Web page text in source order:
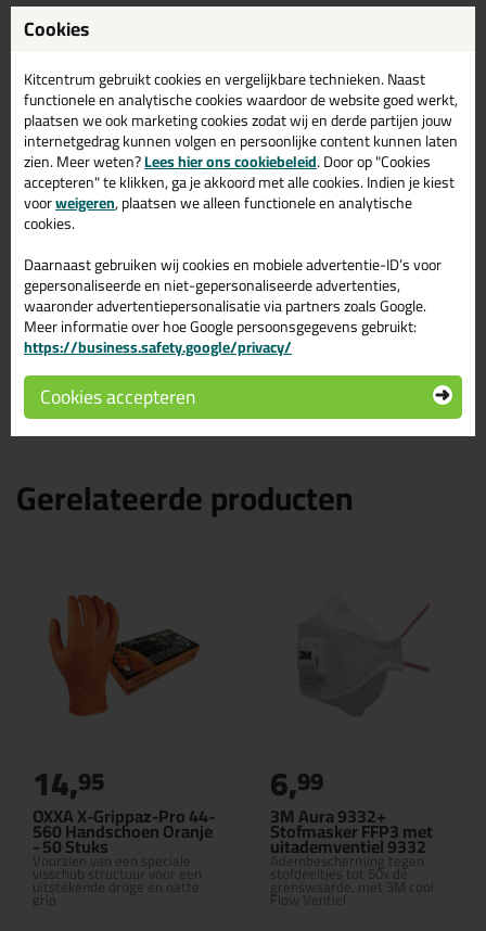
Reviews voor:OXXA Protector 14-705
Handschoen
Dit product wordt beoordeeld met sterren,
gebaseerd op1review
Top handschoenen snijd niet heb meer vertrouwen in deze
handschoen
Geschreven door Ronald van Bennekom op 13 juli 2023
Ook een review schrijven?
Schrijf hier je review over OXXA Protector 14-705 Handschoen >
Gerelateerde producten
OXXA X-Grippaz-Pro 44-
560 Handschoen Oranje
- 50 Stuks
Voorzien van een speciale
visschub structuur voor een
uitstekende droge en natte
grip
14,95
3M Aura 9332+
Stofmasker FFP3 met
uitademventiel 9332
Adembescherming tegen
stofdeeltjes tot 50x de
grenswaarde, met 3M cool
Flow Ventiel
6,99
Cookies
Kitcentrum gebruikt cookies en vergelijkbare technieken. Naast
functionele en analytische cookies waardoor de website goed werkt,
plaatsen we ook marketing cookies zodat wij en derde partijen jouw
internetgedrag kunnen volgen en persoonlijke content kunnen laten
zien. Meer weten?Lees hier ons cookiebeleid. Door op "Cookies
accepteren" te klikken, ga je akkoord met alle cookies. Indien je kiest
voorweigeren, plaatsen we alleen functionele en analytische
cookies.
Daarnaast gebruiken wij cookies en mobiele advertentie-ID’s voor
gepersonaliseerde en niet-gepersonaliseerde advertenties,
waaronder advertentiepersonalisatie via partners zoals Google.
Meer informatie over hoe Google persoonsgegevens gebruikt:
https://business.safety.google/privacy/
Cookies accepteren